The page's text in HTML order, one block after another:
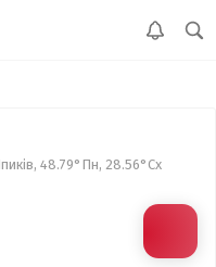
48.79°Пн, 28.56°Сх